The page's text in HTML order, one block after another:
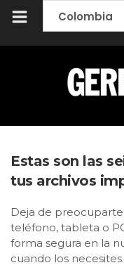
Estas son las
tus archivos
Deja de
teléfono, tableta o
forma segura en la
cuando los necesites.